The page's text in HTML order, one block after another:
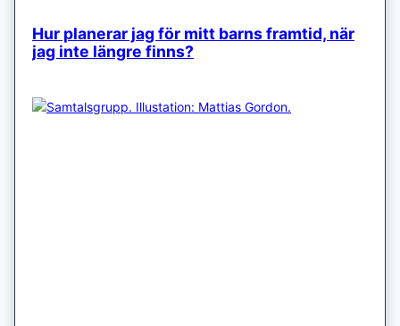
Hur planerar jag för mitt barns framtid, när
jag inte längre finns?